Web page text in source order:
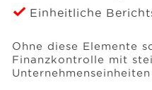
Einheitliche
Ohne diese Elemente
Finanzkontrolle mit
Unternehmenseinheiten